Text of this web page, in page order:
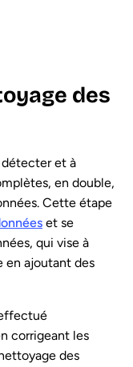
des
détecter et à
en double,
Cette étape
et se
qui vise à
en ajoutant des
corrigeant les
des